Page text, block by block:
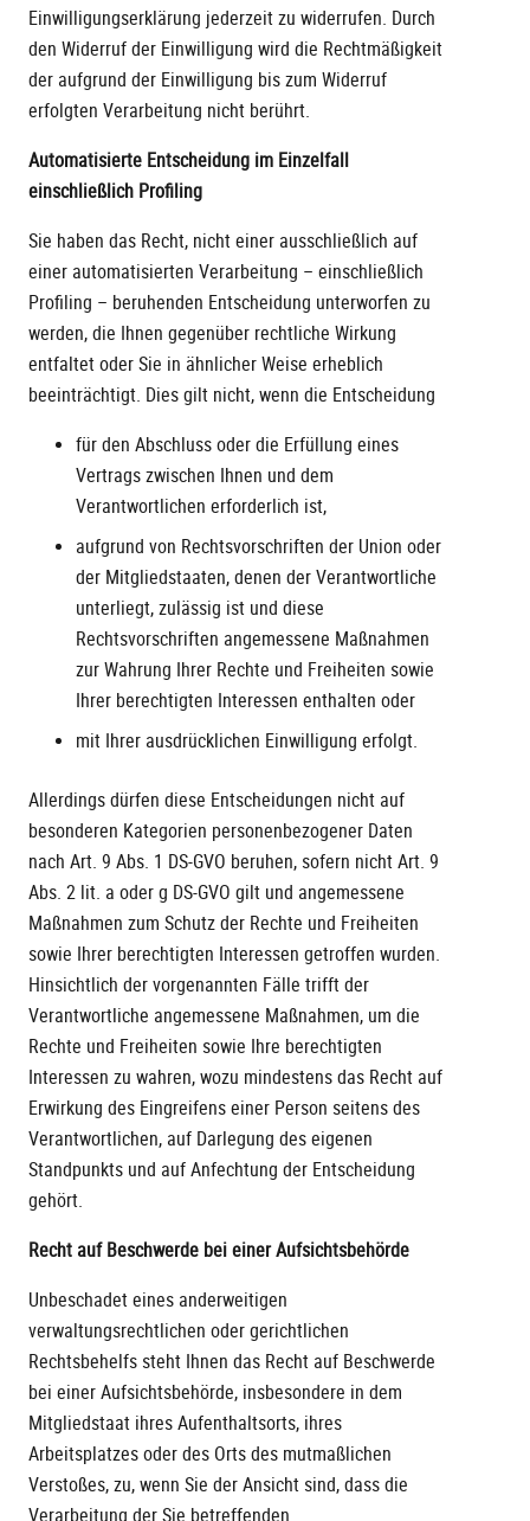
Einwilligungserklärung jederzeit zu widerrufen. Durch
den Widerruf der Einwilligung wird die Rechtmäßigkeit
der aufgrund der Einwilligung bis zum Widerruf
erfolgten Verarbeitung nicht berührt.
Automatisierte Entscheidung im Einzelfall
einschließlich Profiling
Sie haben das Recht, nicht einer ausschließlich auf
einer automatisierten Verarbeitung – einschließlich
Profiling – beruhenden Entscheidung unterworfen zu
werden, die Ihnen gegenüber rechtliche Wirkung
entfaltet oder Sie in ähnlicher Weise erheblich
beeinträchtigt. Dies gilt nicht, wenn die Entscheidung
für den Abschluss oder die Erfüllung eines
Vertrags zwischen Ihnen und dem
Verantwortlichen erforderlich ist,
aufgrund von Rechtsvorschriften der Union oder
der Mitgliedstaaten, denen der Verantwortliche
unterliegt, zulässig ist und diese
Rechtsvorschriften angemessene Maßnahmen
zur Wahrung Ihrer Rechte und Freiheiten sowie
Ihrer berechtigten Interessen enthalten oder
mit Ihrer ausdrücklichen Einwilligung erfolgt.
Allerdings dürfen diese Entscheidungen nicht auf
besonderen Kategorien personenbezogener Daten
nach Art. 9 Abs. 1 DS-GVO beruhen, sofern nicht Art. 9
Abs. 2 lit. a oder g DS-GVO gilt und angemessene
Maßnahmen zum Schutz der Rechte und Freiheiten
sowie Ihrer berechtigten Interessen getroffen wurden.
Hinsichtlich der vorgenannten Fälle trifft der
Verantwortliche angemessene Maßnahmen, um die
Rechte und Freiheiten sowie Ihre berechtigten
Interessen zu wahren, wozu mindestens das Recht auf
Erwirkung des Eingreifens einer Person seitens des
Verantwortlichen, auf Darlegung des eigenen
Standpunkts und auf Anfechtung der Entscheidung
gehört.
Recht auf Beschwerde bei einer Aufsichtsbehörde
Unbeschadet eines anderweitigen
verwaltungsrechtlichen oder gerichtlichen
Rechtsbehelfs steht Ihnen das Recht auf Beschwerde
bei einer Aufsichtsbehörde, insbesondere in dem
Mitgliedstaat ihres Aufenthaltsorts, ihres
Arbeitsplatzes oder des Orts des mutmaßlichen
Verstoßes, zu, wenn Sie der Ansicht sind, dass die
Verarbeitung der Sie betreffenden